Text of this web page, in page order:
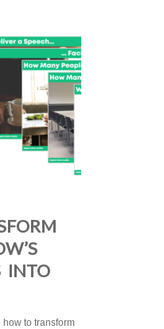
INTO
how to transform